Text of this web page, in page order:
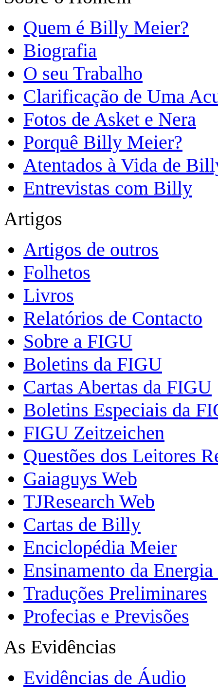
Quem é Billy Meier?
Biografia
O seu Trabalho
Clarificação de Uma
Fotos de Asket e Nera
Porquê Billy Meier?
Atentados à Vida de
Entrevistas com Billy
Artigos
Artigos de outros
Folhetos
Livros
Relatórios de Contacto
Sobre a FIGU
Boletins da FIGU
Cartas Abertas da FIGU
Boletins Especiais da
FIGU Zeitzeichen
Questões dos Leitores
Gaiaguys Web
TJResearch Web
Cartas de Billy
Enciclopédia Meier
Ensinamento da
Traduções Preliminares
Profecias e Previsões
As Evidências
Evidências de Áudio